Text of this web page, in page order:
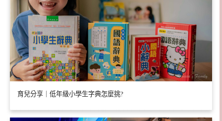
育兒分享｜低年級小學生字典怎麼挑?